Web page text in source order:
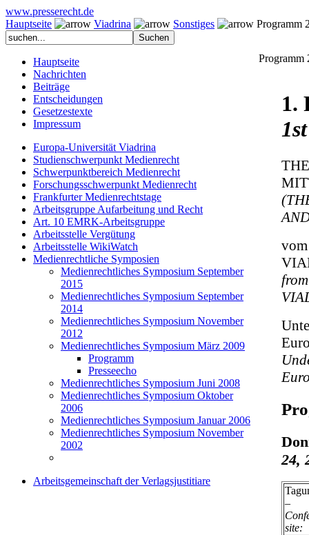
www.presserecht.de
Hauptseite
Viadrina Sonstiges Programm
Hauptseite
Nachrichten
Beiträge
Entscheidungen
Gesetzestexte
Impressum
Europa-Universität Viadrina
Studienschwerpunkt Medienrecht
Schwerpunktbereich Medienrecht
Forschungsschwerpunkt Medienrecht
Frankfurter Medienrechtstage
Arbeitsgruppe Aufarbeitung und Recht
Art. 10 EMRK-Arbeitsgruppe
Arbeitsstelle Vergütung
Arbeitsstelle WikiWatch
Medienrechtliche Symposien
Medienrechtliches Symposium September
2015
Medienrechtliches Symposium September
2014
Medienrechtliches Symposium November
2012
Medienrechtliches Symposium März 2009
Programm
Presseecho
Medienrechtliches Symposium Juni 2008
Medienrechtliches Symposium Oktober
2006
Medienrechtliches Symposium Januar 2006
Medienrechtliches Symposium November
2002
Arbeitsgemeinschaft der Verlagsjustitiare
Programm
1.
24,
–
site: